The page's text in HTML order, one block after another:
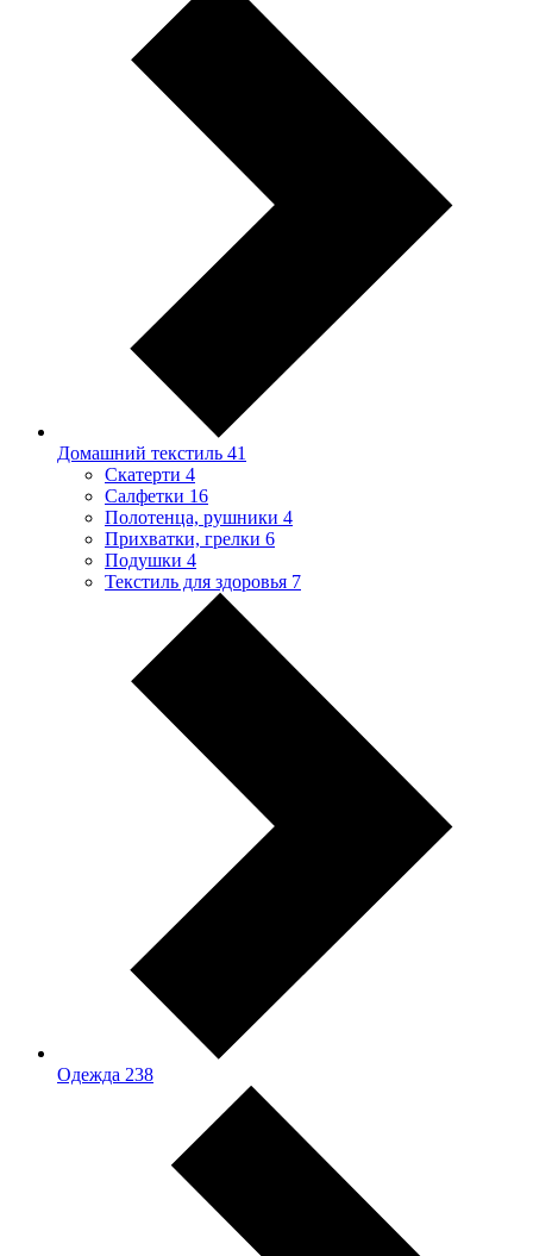
Домашний текстиль 41
Скатерти 4
Салфетки 16
Полотенца, рушники 4
Прихватки, грелки 6
Подушки 4
Текстиль для здоровья 7
Одежда 238